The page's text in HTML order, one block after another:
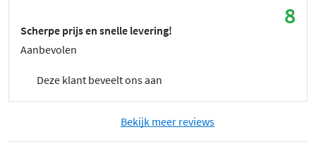
8
Scherpe prijs en snelle levering!
Aanbevolen
Deze klant beveelt ons aan
Bekijk meer reviews